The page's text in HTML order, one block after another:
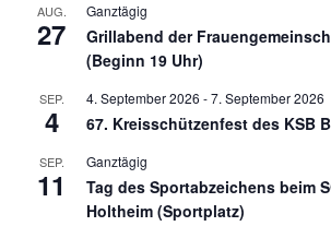
AUG.
27
Ganztägig
Grillabend der
(Beginn 19 Uhr)
SEP.
4
4. September 2026 -7. September 2026
67. Kreisschützenfest des KSB
SEP.
11
Ganztägig
Tag des Sportabzeichens beim
Holtheim (Sportplatz)